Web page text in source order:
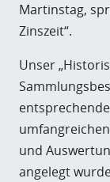
Martinstag,
Zinszeit“.
Unser
und
angelegt